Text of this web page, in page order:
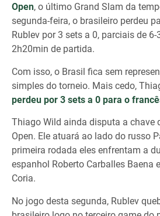
Open, o último Grand Slam da
segunda-feira, o brasileiro perdeu
Rublev por 3 sets a 0, parciais de 6-
2h20min de partida.
Com isso, o Brasil fica sem
simples do torneio. Mais cedo,
perdeu por 3 sets a 0 para o
Thiago Wild ainda disputa a chave
Open. Ele atuará ao lado do russo
primeira rodada eles enfrentam a
espanhol Roberto Carballes Baena
Coria.
No jogo desta segunda, Rublev